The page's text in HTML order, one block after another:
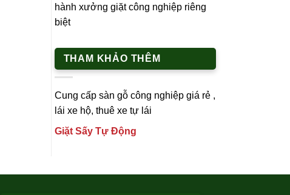
hành xưởng giặt công nghiệp riêng
biệt
THAM KHẢO THÊM
Cung cấp sàn gỗ công nghiệpgiá rẻ ,
lái xe hộ, thuê xe tự lái
Giặt Sấy Tự Động